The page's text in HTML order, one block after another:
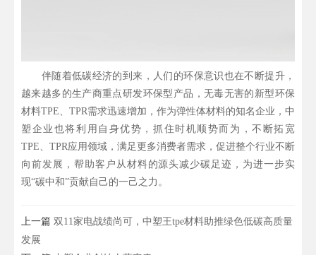
伴随着低碳经济的到来，人们的环保意识也在不断提升，
越来越多的生产商重点研发环保型产品，无毒无害的新型环保
材料TPE、TPR需求迅速增加，作为弹性体材料的知名企业，中
塑企业也将利用自身优势，抓住时机顺势而为，不断拓宽
TPE、TPR应用领域，满足更多消费者需求，促进整个行业不断
向前发展，帮助客户从材料的源头减少碳足迹，为进一步实
现“碳中和”贡献自己的一己之力。
上一篇 双11家电战绩尚可，中塑王tpe材料助推绿色低碳高质量
发展